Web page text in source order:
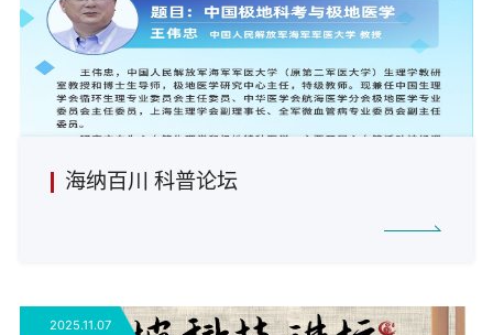
海纳百川 科普论坛
2025.11.07